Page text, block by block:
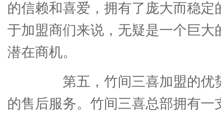
的信赖和喜爱，拥有了庞大而稳定
于加盟商们来说，无疑是一个巨大
潜在商机。
第五，竹间三喜加盟的优
的售后服务。竹间三喜总部拥有一